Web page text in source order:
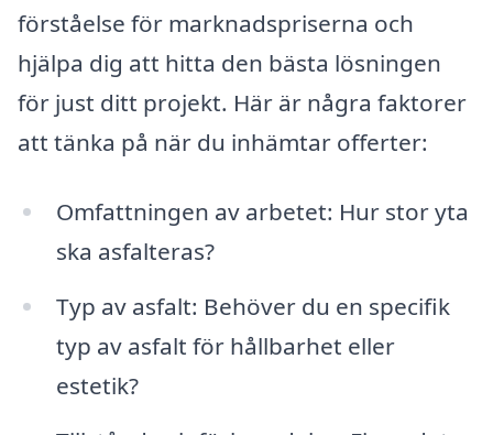
förståelse för marknadspriserna och
hjälpa dig att hitta den bästa lösningen
för just ditt projekt. Här är några faktorer
att tänka på när du inhämtar offerter:
Omfattningen av arbetet: Hur stor yta
ska asfalteras?
Typ av asfalt: Behöver du en specifik
typ av asfalt för hållbarhet eller
estetik?